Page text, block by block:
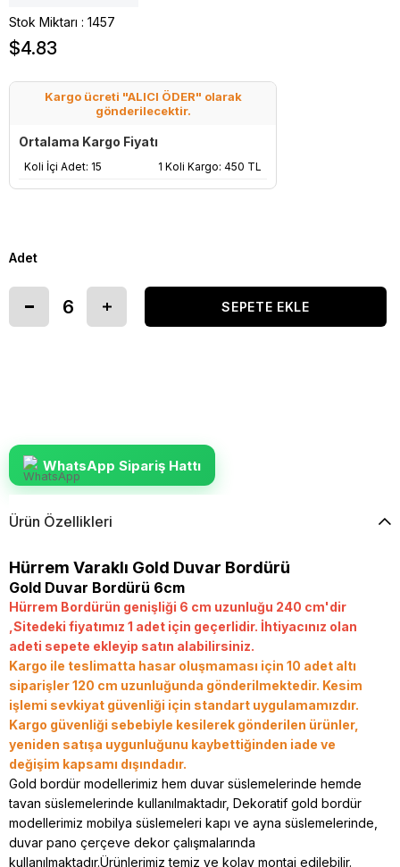
Stok Miktarı : 1457
$4.83
Kargo ücreti "ALICI ÖDER" olarak
gönderilecektir.
Ortalama Kargo Fiyatı
Koli İçi Adet: 15 1 Koli Kargo: 450 TL
Adet
WhatsApp Sipariş Hattı
Ürün Özellikleri
Hürrem Varaklı Gold Duvar Bordürü
Gold Duvar Bordürü 6cm
Hürrem Bordürün genişliği 6 cm uzunluğu 240 cm'dir
,Sitedeki fiyatımız 1 adet için geçerlidir. İhtiyacınız olan
adeti sepete ekleyip satın alabilirsiniz.
Kargo ile teslimatta hasar oluşmaması için 10 adet altı
siparişler 120 cm uzunluğunda gönderilmektedir. Kesim
işlemi sevkiyat güvenliği için standart uygulamamızdır.
Kargo güvenliği sebebiyle kesilerek gönderilen ürünler,
yeniden satışa uygunluğunu kaybettiğinden iade ve
değişim kapsamı dışındadır.
Gold bordür modellerimiz hem duvar süslemelerinde hemde
tavan süslemelerinde kullanılmaktadır, Dekoratif gold bordür
modellerimiz mobilya süslemeleri kapı ve ayna süslemelerinde,
duvar pano çerçeve dekor çalışmalarında
kullanılmaktadır.Ürünlerimiz temiz ve kolay montaj edilebilir.